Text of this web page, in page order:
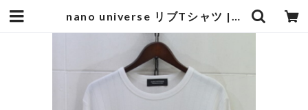
nano universe リブTシャツ | goodbadstore